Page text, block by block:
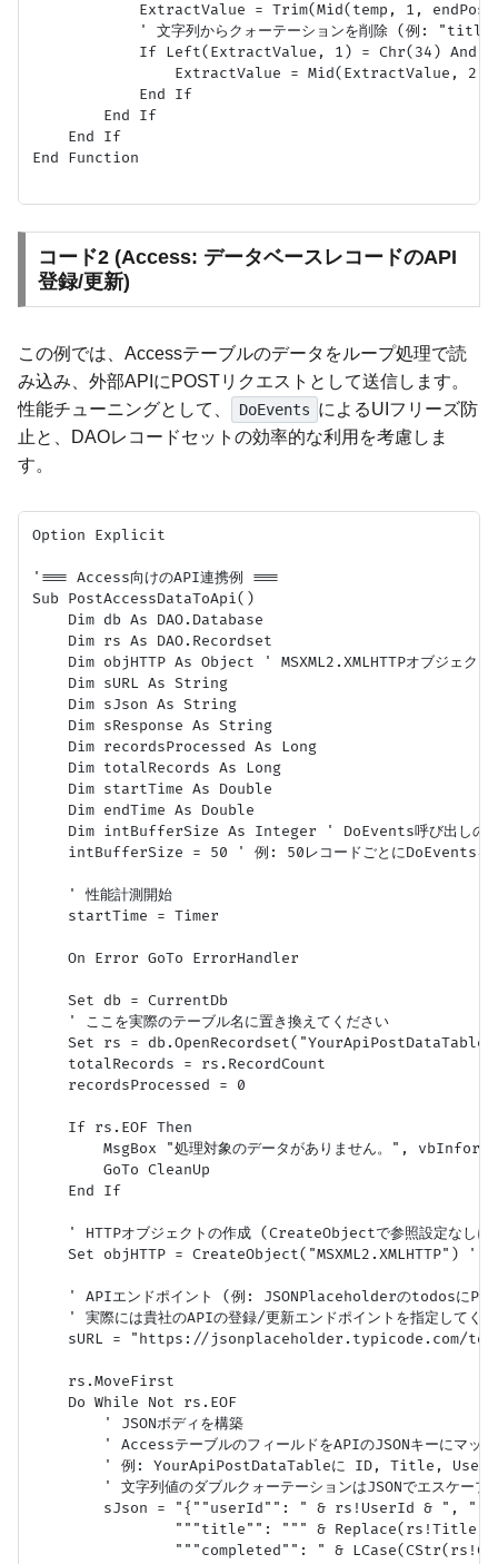
ExtractValue = Trim(Mid(temp, 1, endPos
' 文字列からクォーテーションを削除 (例:
If Left(ExtractValue, 1) = Chr(34) And
ExtractValue = Mid(ExtractValue, 2,
            End If
        End If
    End If
End Function
コード2 (Access: データベースレコードのAPI
登録/更新)
この例では、Accessテーブルのデータをループ処理で読
み込み、外部APIにPOSTリクエストとして送信します。
性能チューニングとして、
DoEvents によるUIフリーズ防
止と、DAOレコードセットの効率的な利用を考慮しま
す。
Option Explicit
'=== Access向けのAPI連携例 ===
Sub PostAccessDataToApi()
    Dim db As DAO.Database
    Dim rs As DAO.Recordset
    Dim objHTTP As Object ' MSXML2.XMLHTTPオブジェクト
    Dim sURL As String
    Dim sJson As String
    Dim sResponse As String
    Dim recordsProcessed As Long
    Dim totalRecords As Long
    Dim startTime As Double
    Dim endTime As Double
Dim intBufferSize As Integer ' DoEvents呼び出しのバ
intBufferSize = 50 ' 例: 50レコードごとにDoEventsを
    ' 性能計測開始
    startTime = Timer
    On Error GoTo ErrorHandler
    Set db = CurrentDb
    ' ここを実際のテーブル名に置き換えてください
Set rs =
    totalRecords = rs.RecordCount
    recordsProcessed = 0
    If rs.EOF Then
MsgBox "処理対象のデータがありません。",
        GoTo CleanUp
    End If
' HTTPオブジェクトの作成 (CreateObjectで参照設定なしに
Set objHTTP = CreateObject("MSXML2.XMLHTTP") '
' APIエンドポイント (例: JSONPlaceholderのtodosに
' 実際には貴社のAPIの登録/更新エンドポイントを指定してく
sURL = "https://jsonplaceholder.typicode.com/
    rs.MoveFirst
    Do While Not rs.EOF
        ' JSONボディを構築
' AccessテーブルのフィールドをAPIのJSONキーにマッピ
' 例: YourApiPostDataTableに ID, Title,
' 文字列値のダブルクォーテーションはJSONでエスケープ
sJson = "{""userId"": " & rs!UserId & ", " &
"""title"": """ & Replace(rs!Title,
"""completed"": " &